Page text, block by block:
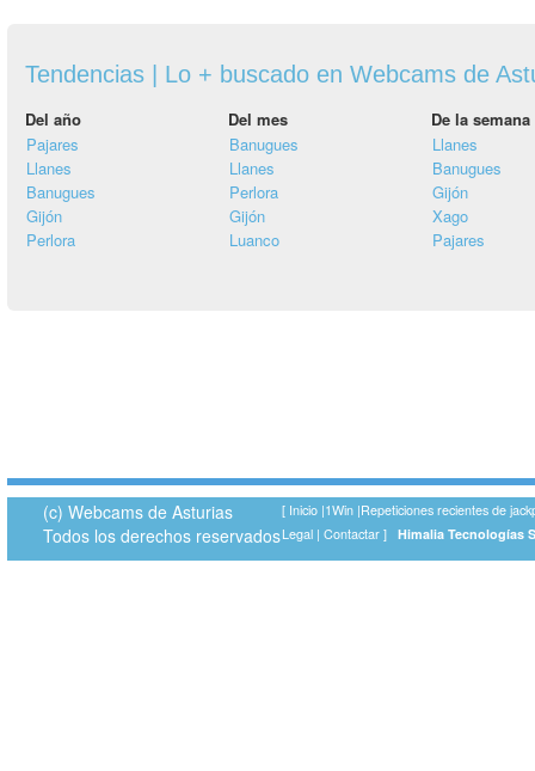
Tendencias | Lo + buscado en Webcams de
Del año Del mes
De la semana
Pajares
Llanes
Banugues
Gijón
Perlora
Banugues
Llanes
Perlora
Gijón
Luanco
Llanes
Banugues
Gijón
Xago
Pajares
(c) Webcams de Asturias
Todos los derechos reservados
[ Inicio |1Win |Repeticiones recientes de
Legal | Contactar ] Himalia Tecnologías